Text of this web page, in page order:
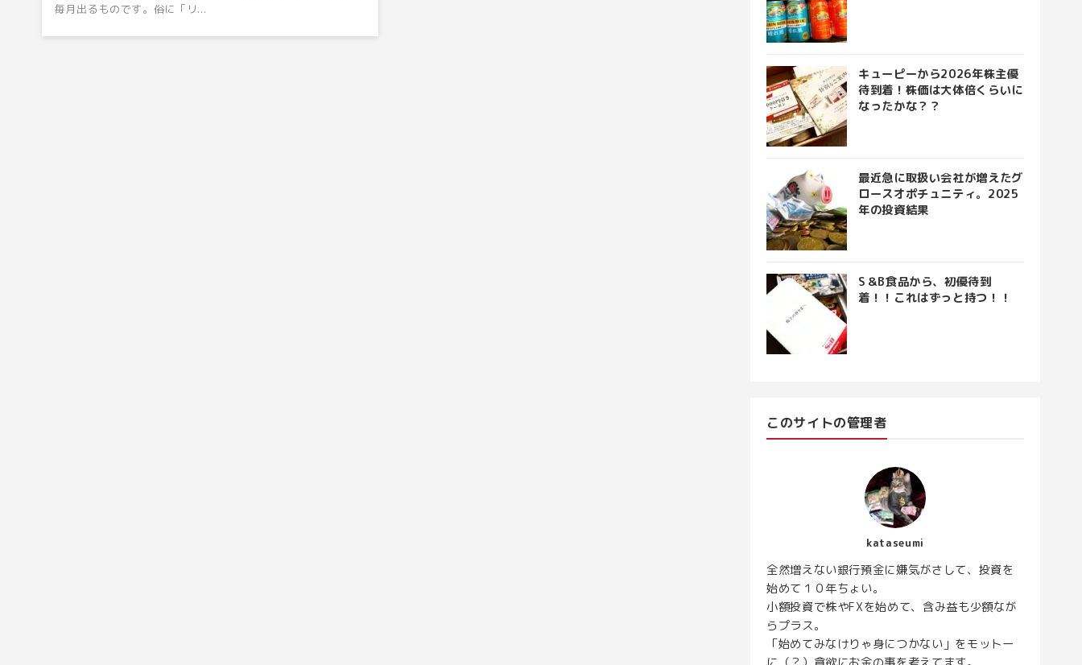
毎月出るものです。俗に「リ...
キューピーから2026年株主優
待到着！株価は大体倍くらいに
なったかな？？
最近急に取扱い会社が増えたグ
ロースオポチュニティ。2025
年の投資結果
S＆B食品から、初優待到
着！！これはずっと持つ！！
このサイトの管理者
kataseumi
全然増えない銀行預金に嫌気がさして、投資を
始めて１０年ちょい。
小額投資で株やFXを始めて、含み益も少額なが
らプラス。
「始めてみなけりゃ身につかない」をモットー